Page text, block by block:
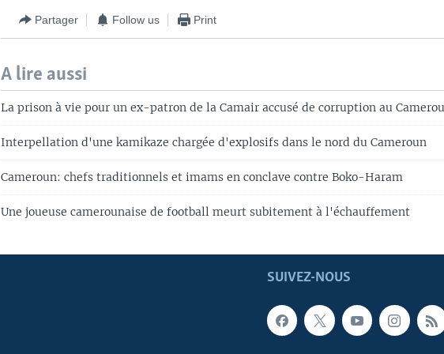
Partager Follow us Print
A lire aussi
La prison à vie pour un ex-patron de la Camair accusé de corruption au
Interpellation d'une kamikaze chargée d'explosifs dans le nord du Cameroun
Cameroun: chefs traditionnels et imams en conclave contre Boko-Haram
Une joueuse camerounaise de football meurt subitement à l'échauffement
SUIVEZ-NOUS